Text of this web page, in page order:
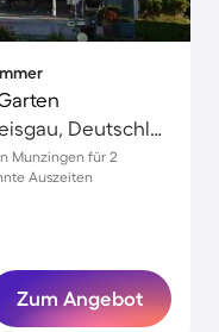
Munzingen, Freiburg im Breisgau, Deutschland
Munzingen für 2
Auszeiten
Zum Angebot